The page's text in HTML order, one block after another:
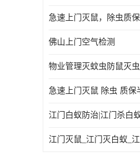
佛山上门空气检测
物业管理灭蚊虫防鼠灭虫